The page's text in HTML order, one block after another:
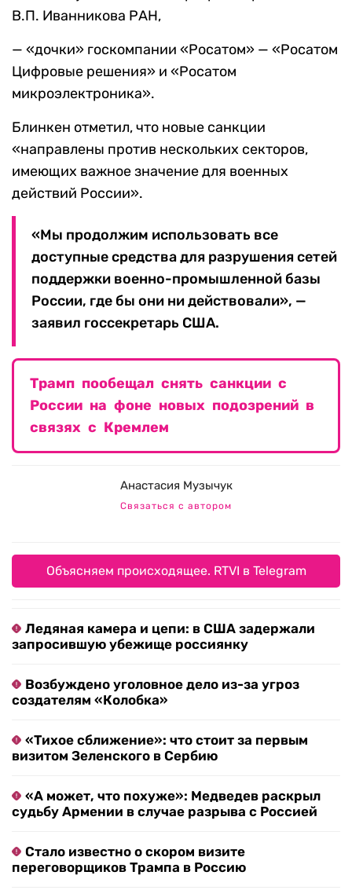
В.П. Иванникова РАН,
— «дочки» госкомпании «Росатом» — «Росатом
Цифровые решения» и «Росатом
микроэлектроника».
Блинкен отметил, что новые санкции
«направлены против нескольких секторов,
имеющих важное значение для военных
действий России».
«Мы продолжим использовать все
доступные средства для разрушения сетей
поддержки военно-промышленной базы
России, где бы они ни действовали», —
заявил госсекретарь США.
Трамп пообещал снять санкции с
России на фоне новых подозрений в
связях с Кремлем
Анастасия Музычук
Связаться с автором
Объясняем происходящее. RTVI в Telegram
Ледяная камера и цепи: в США задержали
запросившую убежище россиянку
Возбуждено уголовное дело из-за угроз
создателям «Колобка»
«Тихое сближение»: что стоит за первым
визитом Зеленского в Сербию
«А может, что похуже»: Медведев раскрыл
судьбу Армении в случае разрыва с Россией
Стало известно о скором визите
переговорщиков Трампа в Россию